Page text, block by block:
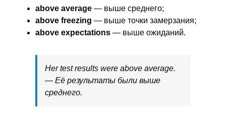
above average — выше среднего;
above freezing — выше точки замерзания;
above expectations — выше ожиданий.
Her test results were above average.
— Её результаты были выше
среднего.